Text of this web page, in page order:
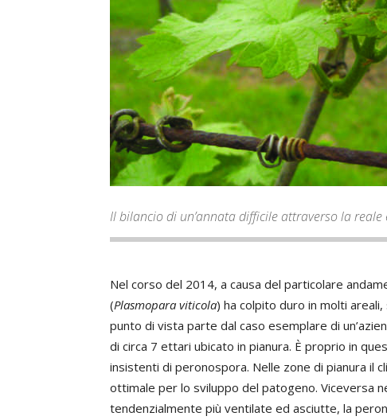
Il bilancio di un’annata difficile attraverso la reale
Nel corso del 2014, a causa del particolare
(Plasmopara viticola) ha colpito duro in molti
punto di vista parte dal caso esemplare di
di circa 7 ettari ubicato in pianura. È proprio in
insistenti di peronospora. Nelle zone di pianura il
ottimale per lo sviluppo del patogeno. Viceversa
tendenzialmente più ventilate ed asciutte, la